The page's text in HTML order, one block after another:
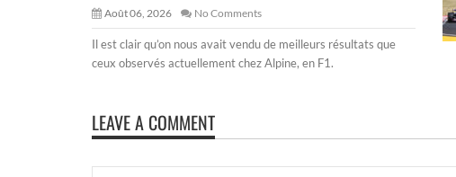
Août 06, 2026 No Comments
Il est clair qu’on nous avait vendu de meilleurs résultats que
ceux observés actuellement chez Alpine, en F1.
LEAVE A COMMENT